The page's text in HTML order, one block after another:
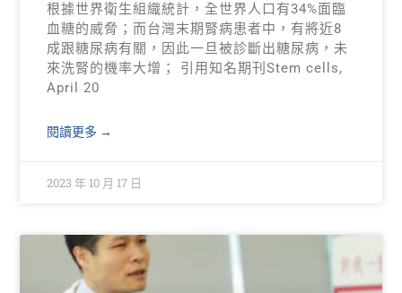
根據世界衛生組織統計，全世界人口有34%面臨
血糖的威脅；而台灣末期腎病患者中，有將近8
成跟糖尿病有關，因此一旦被診斷出糖尿病，未
來洗腎的機率大增； 引用知名期刊Stem cells,
April 20
閱讀更多 →
2023 年 10 月 17 日